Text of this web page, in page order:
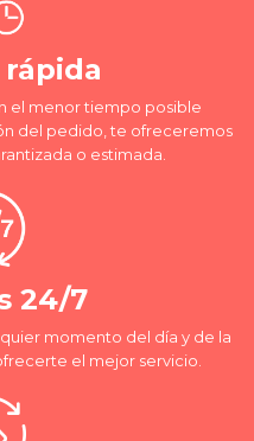
el menor tiempo posible
del pedido, te ofreceremos
o estimada.
24/7
momento del día y de la
el mejor servicio.